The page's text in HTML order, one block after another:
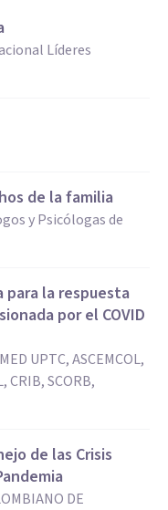
Líderes
de la familia
y Psicólogas de
para la respuesta
por el COVID
UPTC, ASCEMCOL,
CRIB, SCORB,
de las Crisis
DE